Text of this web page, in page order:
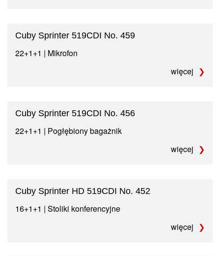
Cuby Sprinter 519CDI No. 459
22+1+1 | Mikrofon
więcej
Cuby Sprinter 519CDI No. 456
22+1+1 | Pogłębiony bagażnik
więcej
Cuby Sprinter HD 519CDI No. 452
16+1+1 | Stoliki konferencyjne
więcej